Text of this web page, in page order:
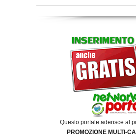
Questo portale aderisce al
PROMOZIONE MULTI-